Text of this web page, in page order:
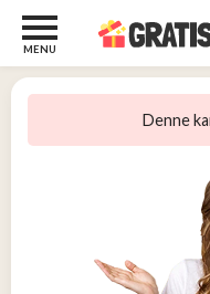
MENU
Denne
Børn